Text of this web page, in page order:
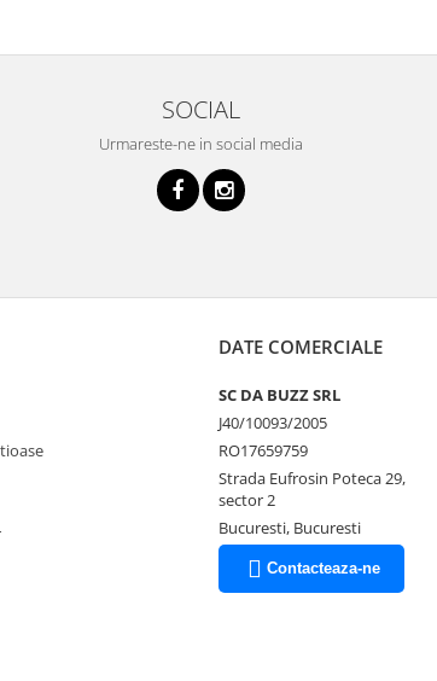
SOCIAL
Urmareste-ne in social media
DATE COMERCIALE
SC DA BUZZ SRL
J40/10093/2005
RO17659759
Strada Eufrosin Poteca 29,
sector 2
Bucuresti, Bucuresti
Contacteaza-ne